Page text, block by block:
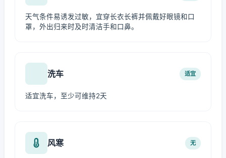
天气条件易诱发过敏，宜穿长衣长裤并佩戴好眼镜和口
罩，外出归来时及时清洁手和口鼻。
洗车 适宜
适宜洗车，至少可维持2天
风寒 无